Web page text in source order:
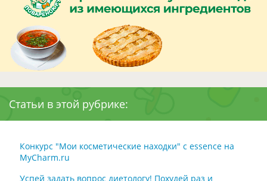
Статьи в этой рубрике:
Конкурс "Мои косметические находки" с essence на
MyCharm.ru
Успей задать вопрос диетологу! Похудей раз и